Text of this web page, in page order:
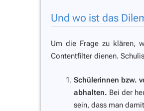
Und wo ist das
Um die Frage zu klären,
Contentfilter dienen.
Schülerinnen bzw.
abhalten. Bei der
sein, dass man